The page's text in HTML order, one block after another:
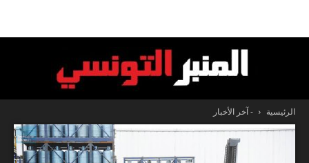
المنبر
الرئيسية - آخر الأخبار